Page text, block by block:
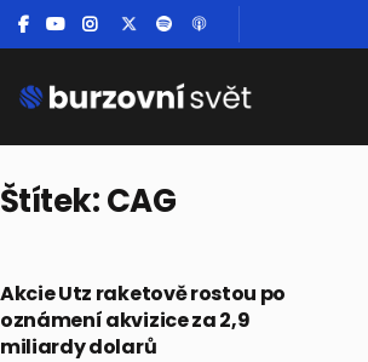
Štítek:CAG
Akcie Utz raketově rostou po
oznámení akvizice za 2,9
miliardy dolarů